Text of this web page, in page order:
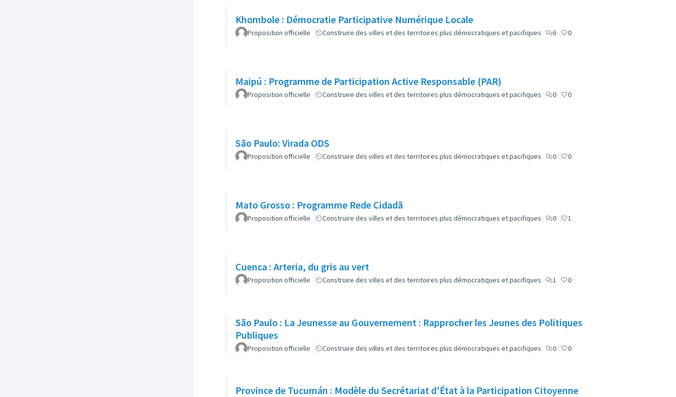
Khombole : Démocratie Participative Numérique Locale
Proposition officielle Construire des villes et des territoires plus démocratiques et pacifiques 6 0
Maipú : Programme de Participation Active Responsable (PAR)
Proposition officielle Construire des villes et des territoires plus démocratiques et pacifiques 0 0
São Paulo: Virada ODS
Proposition officielle Construire des villes et des territoires plus démocratiques et pacifiques 0 0
Mato Grosso : Programme Rede Cidadã
Proposition officielle Construire des villes et des territoires plus démocratiques et pacifiques 0 1
Cuenca : Arteria, du gris au vert
Proposition officielle Construire des villes et des territoires plus démocratiques et pacifiques 1 0
São Paulo : La Jeunesse au Gouvernement : Rapprocher les Jeunes des Politiques
Publiques
Proposition officielle Construire des villes et des territoires plus démocratiques et pacifiques 0 0
Province de Tucumán : Modèle du Secrétariat d'État à la Participation Citoyenne